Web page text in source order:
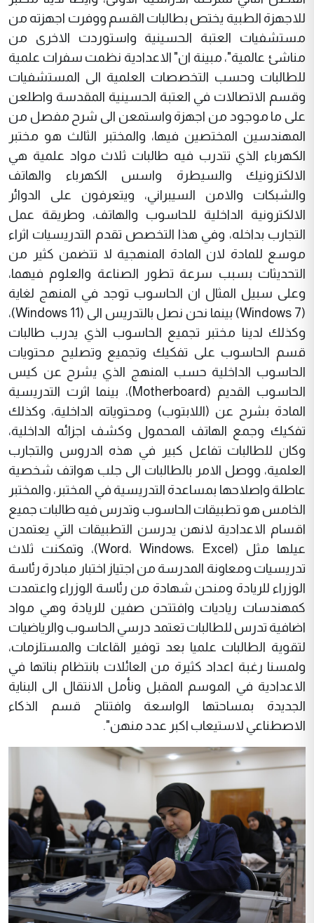
للاجهزة الطبية يختص بطالبات القسم ووفرت اجهزته من
مستشفيات العتبة الحسينية واستوردت الاخرى من
مناشئ عالمية"، مبينة ان" الاعدادية نظمت سفرات علمية
للطالبات وحسب التخصصات العلمية الى المستشفيات
وقسم الاتصالات في العتبة الحسينية المقدسة واطلعن
على ما موجود من اجهزة واستمعن الى شرح مفصل من
المهندسين المختصين فيها، والمختبر الثالث هو مختبر
الكهرباء الذي تتدرب فيه طالبات ثلاث مواد علمية هي
الالكترونيك والسيطرة واسس الكهرباء والهاتف
والشبكات والامن السيبراني، ويتعرفون على الدوائر
الالكترونية الداخلية للحاسوب والهاتف، وطريقة عمل
التجارب بداخله، وفي هذا التخصص تقدم التدريسيات اثراء
موسع للمادة لان المادة المنهجية لا تتضمن كثير من
التحديثات بسبب سرعة تطور الصناعة والعلوم فيهما،
وعلى سبيل المثال ان الحاسوب توجد في المنهج لغاية
(Windows 7) بينما نحن نصل بالتدريس الى (Windows 11)،
وكذلك لدينا مختبر تجميع الحاسوب الذي يدرب طالبات
قسم الحاسوب على تفكيك وتجميع وتصليح محتويات
الحاسوب الداخلية حسب المنهج الذي يشرح عن كيس
الحاسوب القديم (Motherboard)، بينما اثرت التدريسية
المادة بشرح عن (اللابتوب) ومحتوياته الداخلية، وكذلك
تفكيك وجمع الهاتف المحمول وكشف اجزائه الداخلية،
وكان للطالبات تفاعل كبير في هذه الدروس والتجارب
العلمية، ووصل الامر بالطالبات الى جلب هواتف شخصية
عاطلة واصلاحها بمساعدة التدريسية في المختبر، والمختبر
الخامس هو تطبيقات الحاسوب وتدرس فيه طالبات جميع
اقسام الاعدادية لانهن يدرسن التطبيقات التي يعتمدن
عيلها مثل (Word، Windows، Excel)، وتمكنت ثلاث
تدريسيات ومعاونة المدرسة من اجتياز اختبار مبادرة رئاسة
الوزراء للريادة ومنحن شهادة من رئاسة الوزراء واعتمدت
كمهندسات رياديات وافتتحن صفين للريادة وهي مواد
اضافية تدرس للطالبات تعتمد درسي الحاسوب والرياضيات
لتقوية الطالبات علميا بعد توفير القاعات والمستلزمات،
ولمسنا رغبة اعداد كثيرة من العائلات بانتظام بناتها في
الاعدادية في الموسم المقبل ونأمل الانتقال الى البناية
الجديدة بمساحتها الواسعة وافتتاح قسم الذكاء
الاصطناعي لاستيعاب اكبر عدد منهن".